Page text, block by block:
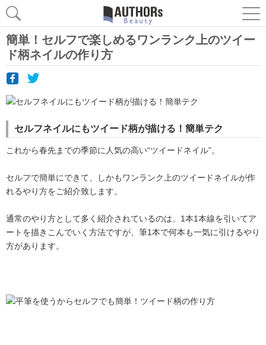
簡単！セルフで楽しめるワンランク上のツイー
ド柄ネイルの作り方
セルフネイルにもツイード柄が描ける！簡単テク
これから春先までの季節に人気の高い“ツイードネイル”。
セルフで簡単にできて、しかもワンランク上のツイードネイルが作
れるやり方をご紹介致します。
通常のやり方として多く紹介されているのは、1本1本線を引いてア
ートを描きこんでいく方法ですが、筆1本で何本も一気に引けるやり
方があります。